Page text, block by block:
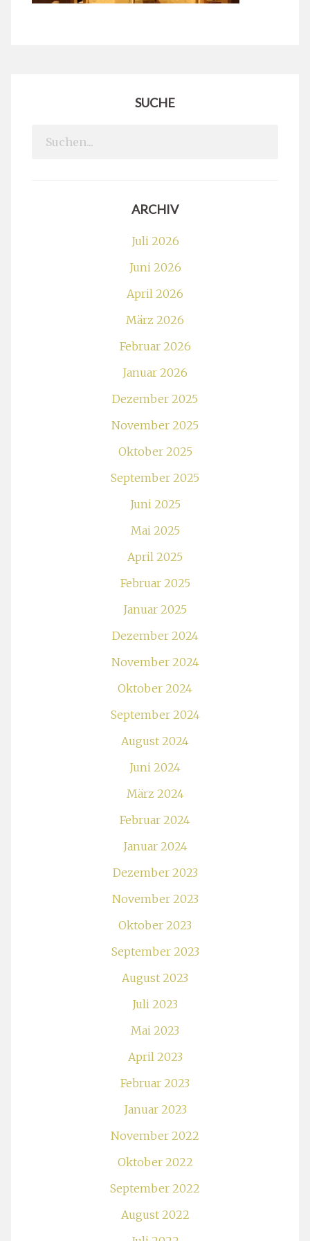
SUCHE
Search
ARCHIV
Juli 2026
Juni 2026
April 2026
März 2026
Februar 2026
Januar 2026
Dezember 2025
November 2025
Oktober 2025
September 2025
Juni 2025
Mai 2025
April 2025
Februar 2025
Januar 2025
Dezember 2024
November 2024
Oktober 2024
September 2024
August 2024
Juni 2024
März 2024
Februar 2024
Januar 2024
Dezember 2023
November 2023
Oktober 2023
September 2023
August 2023
Juli 2023
Mai 2023
April 2023
Februar 2023
Januar 2023
November 2022
Oktober 2022
September 2022
August 2022